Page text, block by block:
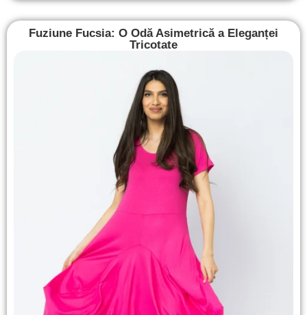
Fuziune Fucsia: O Odă Asimetrică a Eleganței
Tricotate